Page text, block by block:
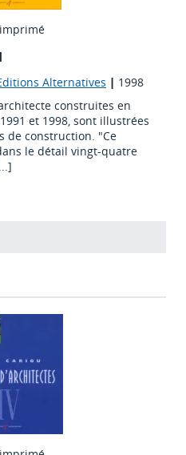
Alternatives | 1998
construites en
et 1998, sont illustrées
de construction. "Ce
le détail vingt-quatre